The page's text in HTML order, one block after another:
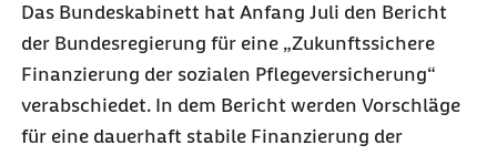
Das Bundeskabinett hat Anfang Juli den Bericht
der Bundesregierung für eine „Zukunftssichere
Finanzierung der sozialen Pflegeversicherung“
verabschiedet. In dem Bericht werden Vorschläge
für eine dauerhaft stabile Finanzierung der